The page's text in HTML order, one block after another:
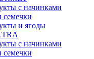
с начинками
семечки
и ягоды
с начинками
семечки